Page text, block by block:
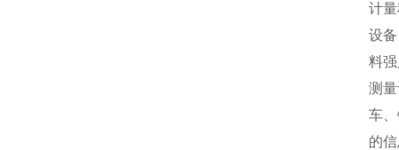
计
设
料
测
车
的